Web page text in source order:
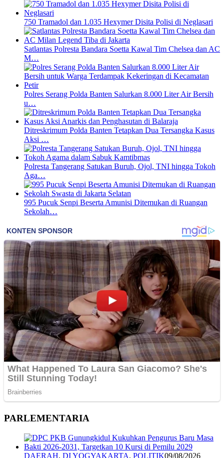
750 Tramadol dan 1.035 Hexymer Disita Polisi di Neglasari
Satlantas Polresta Bandara Soetta Kawal Tim Chelsea dan AC
M…
Polres Serang Polda Banten Salurkan 8.000 Liter Air Bersih
u…
Ditreskrimum Polda Banten Tetapkan Dua Tersangka Kasus
Aksi …
Polresta Tangerang Satukan Buruh, Ojol, TNI hingga Tokoh
Aga…
995 Pucuk Senpi Beserta Amunisi Ditemukan di Ruangan
Sekolah…
PARLEMENTARIA
DAERAH, DI YOGYAKARTA, POLITIK09/08/2026